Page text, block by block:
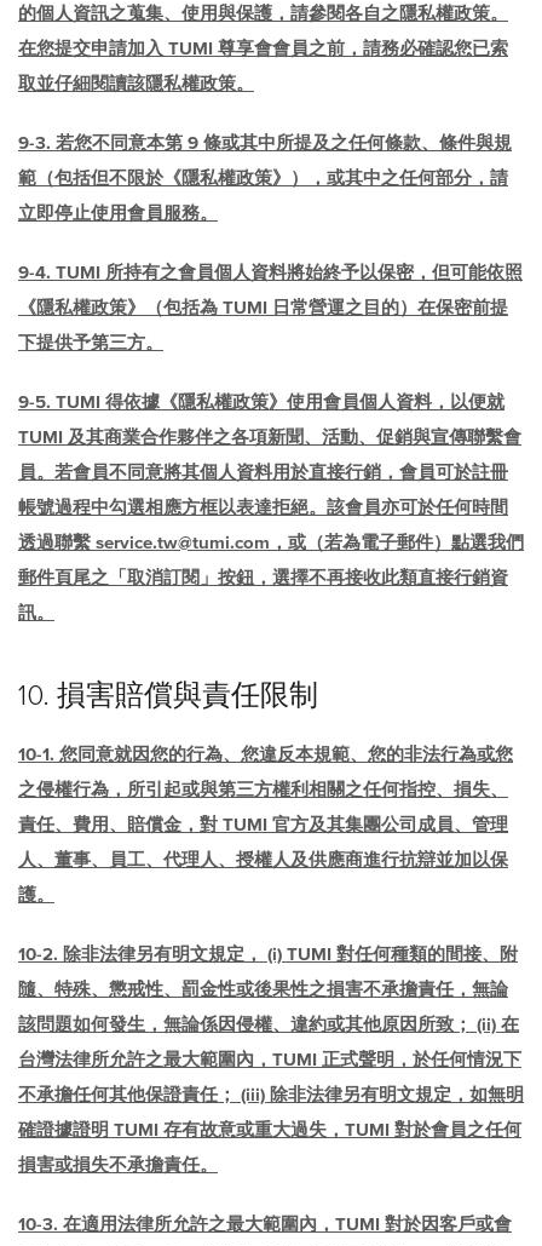
的個人資訊之蒐集、使用與保護，請參閱各自之隱私權政策。
在您提交申請加入 TUMI 尊享會會員之前，請務必確認您已索
取並仔細閱讀該隱私權政策。
9-3. 若您不同意本第 9 條或其中所提及之任何條款、條件與規
範（包括但不限於《隱私權政策》），或其中之任何部分，請
立即停止使用會員服務。
9-4. TUMI 所持有之會員個人資料將始終予以保密，但可能依照
《隱私權政策》（包括為 TUMI 日常營運之目的）在保密前提
下提供予第三方。
9-5. TUMI 得依據《隱私權政策》使用會員個人資料，以便就
TUMI 及其商業合作夥伴之各項新聞、活動、促銷與宣傳聯繫會
員。若會員不同意將其個人資料用於直接行銷，會員可於註冊
帳號過程中勾選相應方框以表達拒絕。該會員亦可於任何時間
透過聯繫 service.tw@tumi.com，或（若為電子郵件）點選我們
郵件頁尾之「取消訂閱」按鈕，選擇不再接收此類直接行銷資
訊。
10. 損害賠償與責任限制
10-1. 您同意就因您的行為、您違反本規範、您的非法行為或您
之侵權行為，所引起或與第三方權利相關之任何指控、損失、
責任、費用、賠償金，對 TUMI 官方及其集團公司成員、管理
人、董事、員工、代理人、授權人及供應商進行抗辯並加以保
護。
10-2. 除非法律另有明文規定， (i) TUMI 對任何種類的間接、附
隨、特殊、懲戒性、罰金性或後果性之損害不承擔責任，無論
該問題如何發生，無論係因侵權、違約或其他原因所致； (ii) 在
台灣法律所允許之最大範圍內，TUMI 正式聲明，於任何情況下
不承擔任何其他保證責任； (iii) 除非法律另有明文規定，如無明
確證據證明 TUMI 存有故意或重大過失，TUMI 對於會員之任何
損害或損失不承擔責任。
10-3. 在適用法律所允許之最大範圍內，TUMI 對於因客戶或會